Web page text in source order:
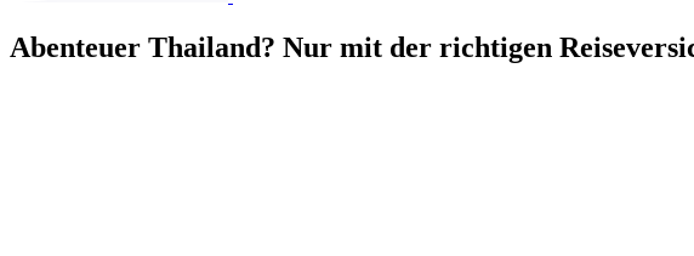
Abenteuer Thailand? Nur mit der richtigen